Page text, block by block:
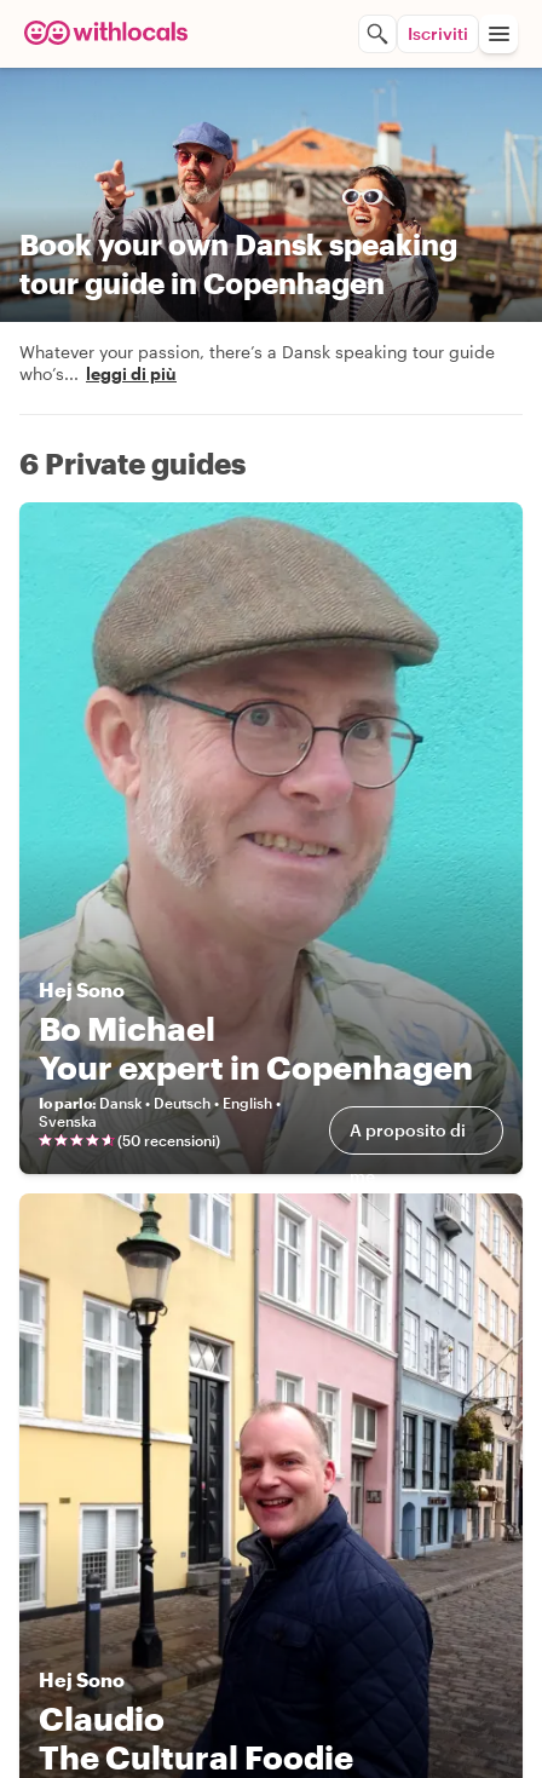
Iscriviti
Book your own Dansk speaking
tour guide in Copenhagen
Whatever your passion, there’s a Dansk speaking tour guide
who’s... leggi di più
6 Private guides
HejSono
Bo Michael
Your expert in Copenhagen
Io parlo:Dansk • Deutsch • English •
Svenska
(50 recensioni) A proposito di
me
HejSono
Claudio
The Cultural Foodie